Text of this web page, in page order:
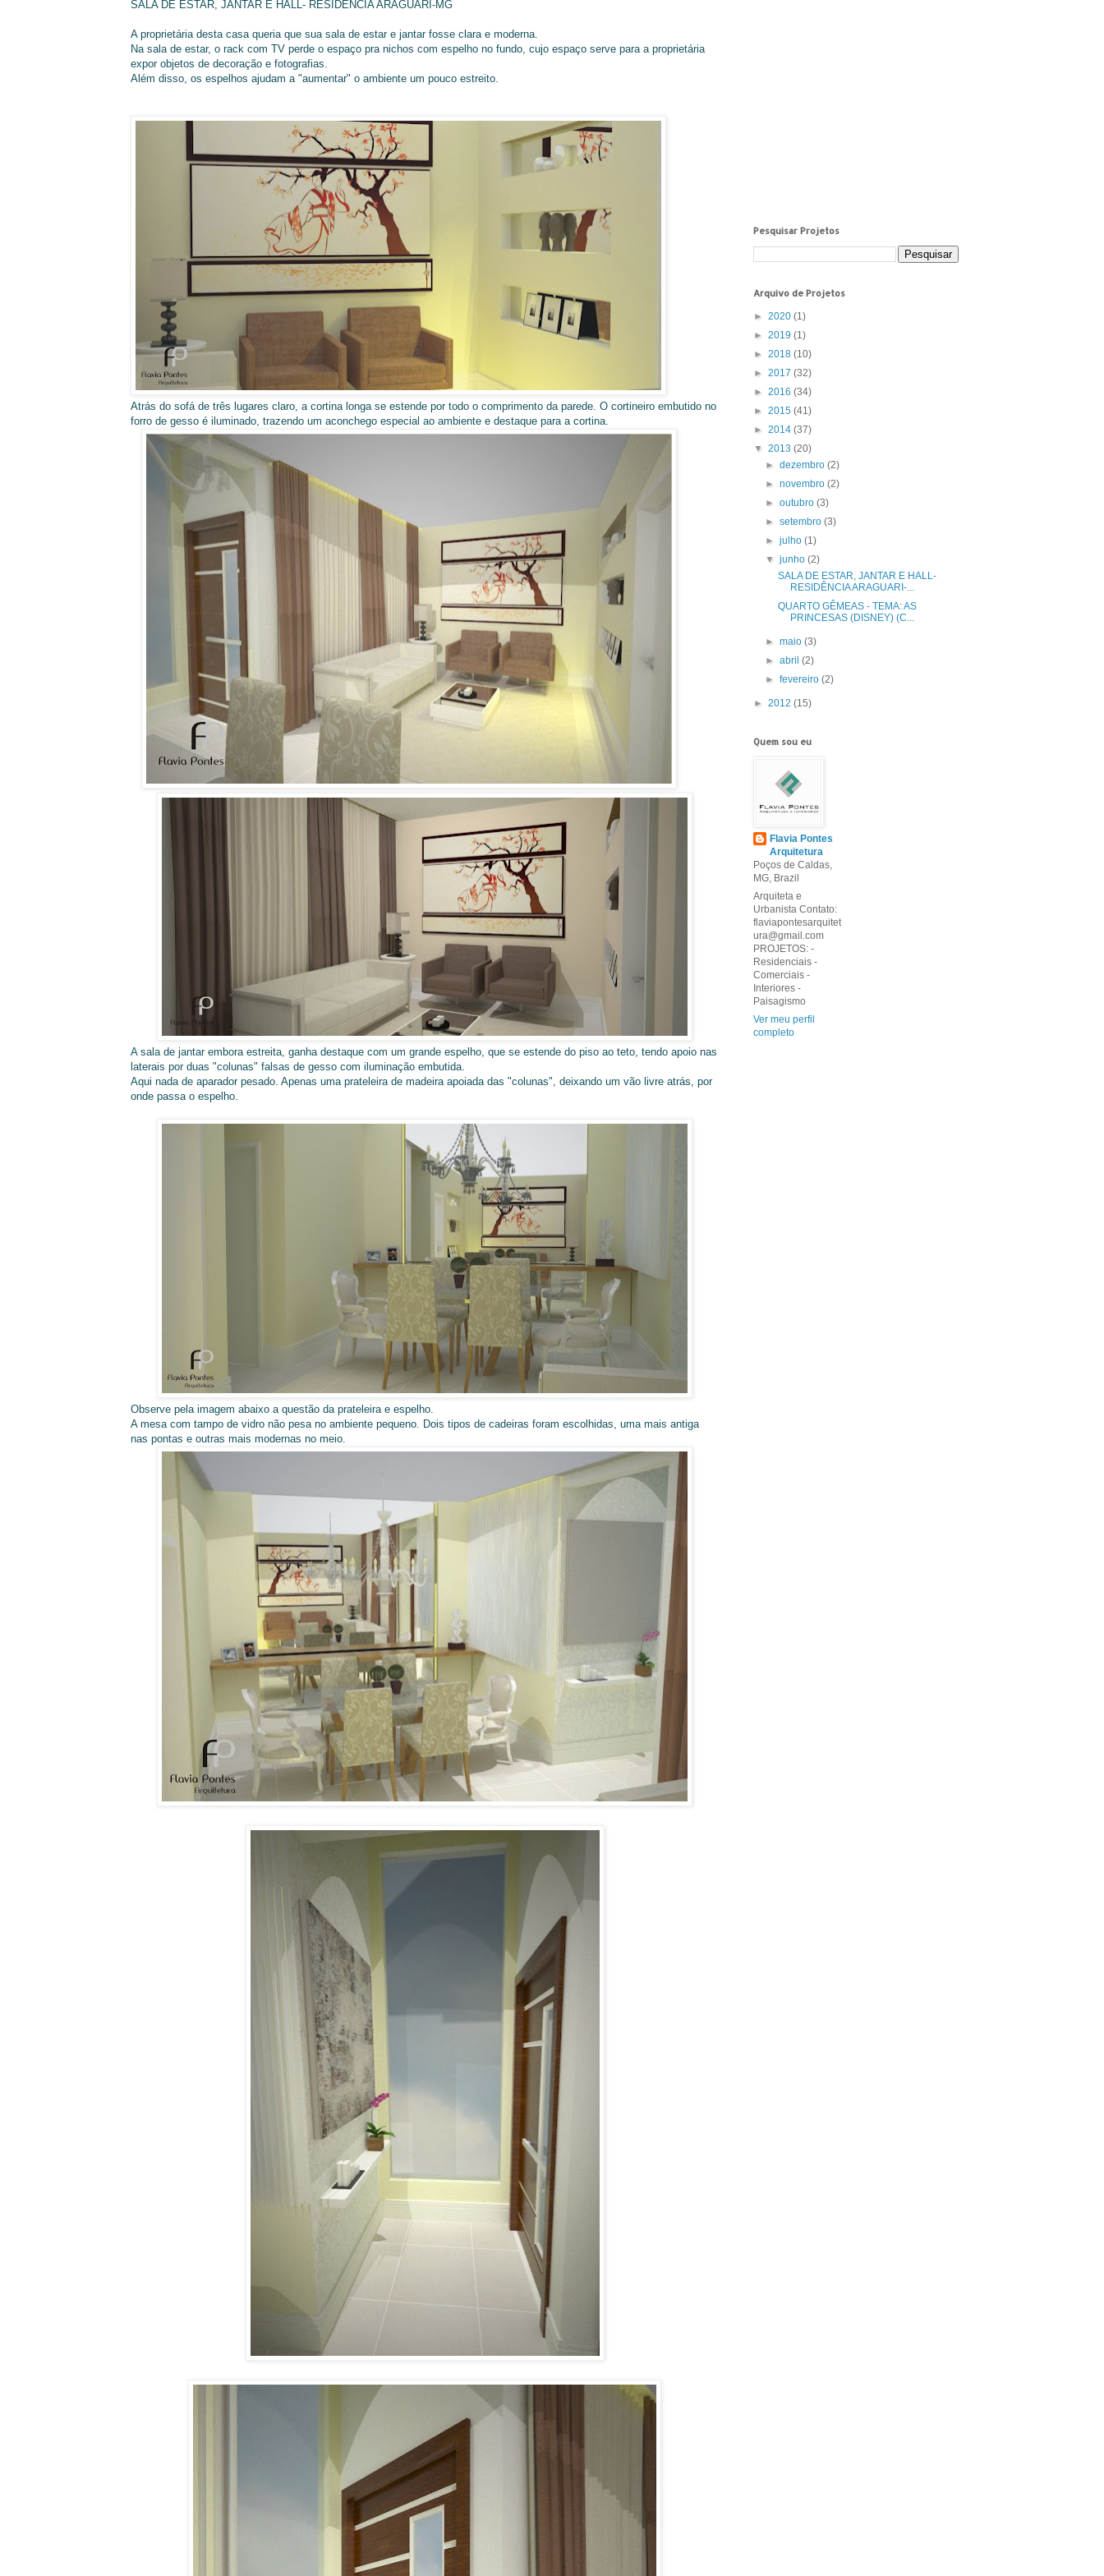
SALA DE ESTAR, JANTAR E HALL- RESIDÊNCIA ARAGUARI-MG
A proprietária desta casa queria que sua sala de estar e jantar fosse clara e moderna.
Na sala de estar, o rack com TV perde o espaço pra nichos com espelho no fundo, cujo espaço serve para a proprietária
expor objetos de decoração e fotografias.
Além disso, os espelhos ajudam a "aumentar" o ambiente um pouco estreito.
Atrás do sofá de três lugares claro, a cortina longa se estende por todo o comprimento da parede. O cortineiro embutido no
forro de gesso é iluminado, trazendo um aconchego especial ao ambiente e destaque para a cortina.
A sala de jantar embora estreita, ganha destaque com um grande espelho, que se estende do piso ao teto, tendo apoio nas
laterais por duas "colunas" falsas de gesso com iluminação embutida.
Aqui nada de aparador pesado. Apenas uma prateleira de madeira apoiada das "colunas", deixando um vão livre atrás, por
onde passa o espelho.
Observe pela imagem abaixo a questão da prateleira e espelho.
A mesa com tampo de vidro não pesa no ambiente pequeno. Dois tipos de cadeiras foram escolhidas, uma mais antiga
nas pontas e outras mais modernas no meio.
Pesquisar Projetos
Arquivo de Projetos
► 2020 (1)
► 2019 (1)
► 2018 (10)
► 2017 (32)
► 2016 (34)
► 2015 (41)
► 2014 (37)
▼ 2013 (20)
►dezembro(2)
►novembro(2)
►outubro(3)
►setembro(3)
►julho(1)
▼junho(2)
SALA DE ESTAR, JANTAR E HALL-
RESIDÊNCIA ARAGUARI-...
QUARTO GÊMEAS - TEMA: AS
PRINCESAS (DISNEY) (C...
►maio(3)
►abril(2)
►fevereiro(2)
► 2012 (15)
Quem sou eu
Flavia Pontes
Arquitetura
Poços de Caldas,
MG, Brazil
Arquiteta e
Urbanista Contato:
flaviapontesarquitet
ura@gmail.com
PROJETOS: -
Residenciais -
Comerciais -
Interiores -
Paisagismo
Ver meu perfil
completo